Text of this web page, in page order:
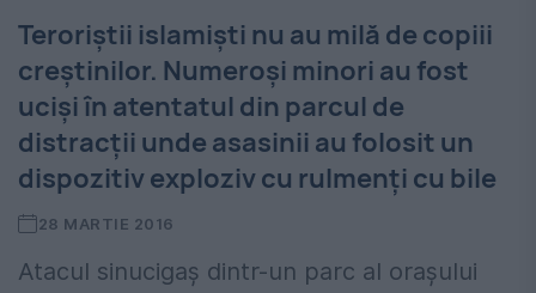
Teroriştii islamişti nu au milă de copiii
creştinilor. Numeroşi minori au fost
ucişi în atentatul din parcul de
distracţii unde asasinii au folosit un
dispozitiv exploziv cu rulmenţi cu bile
28 MARTIE 2016
Atacul sinucigaş dintr-un parc al oraşului